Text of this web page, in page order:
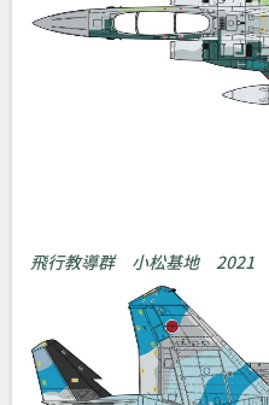
飛行教導群 小松基地 2021